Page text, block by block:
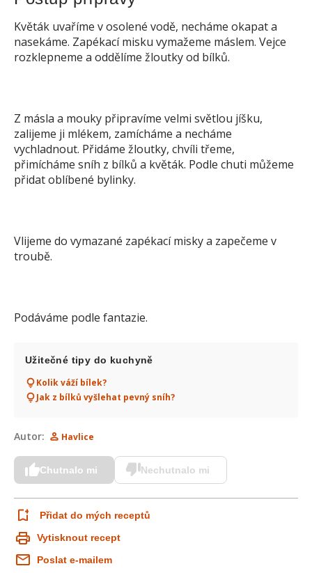
Květák uvaříme v osolené vodě, necháme okapat a
nasekáme. Zapékací misku vymažeme máslem. Vejce
rozklepneme a oddělíme žloutky od bílků.
Z másla a mouky připravíme velmi světlou jíšku,
zalijeme ji mlékem, zamícháme a necháme
vychladnout. Přidáme žloutky, chvíli třeme,
přimícháme sníh z bílků a květák. Podle chuti můžeme
přidat oblíbené bylinky.
Vlijeme do vymazané zapékací misky a zapečeme v
troubě.
Podáváme podle fantazie.
Užitečné tipy do kuchyně
Kolik váží bílek?
Jak z bílků vyšlehat pevný sníh?
Autor: Havlice
Chutnalo mi Nechutnalo mi
Přidat do mých receptů
Vytisknout recept
Poslat e-mailem